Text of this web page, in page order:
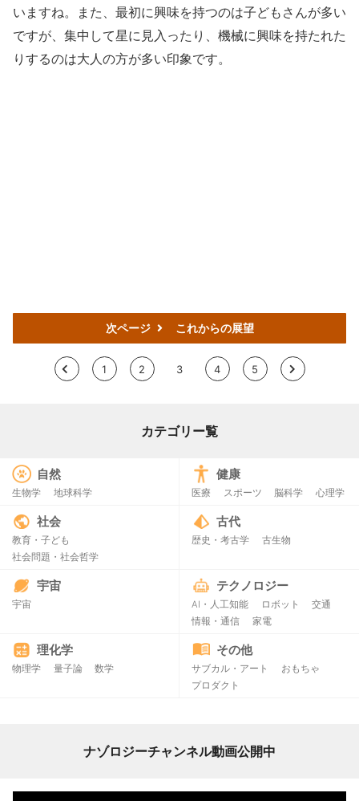
いますね。また、最初に興味を持つのは子どもさんが多い
ですが、集中して星に見入ったり、機械に興味を持たれた
りするのは大人の方が多い印象です。
次ページ これからの展望
< 1 2 3 4 5 >
カテゴリー覧
自然
生物学 地球科学
健康
医療 スポーツ 脳科学 心理学
社会
教育・子ども
社会問題・社会哲学
古代
歴史・考古学 古生物
宇宙
宇宙
テクノロジー
AI・人工知能 ロボット
交通
情報・通信
家電
理化学
物理学 量子論 数学
その他
サブカル・アート
おもちゃ
プロダクト
ナゾロジーチャンネル動画公開中